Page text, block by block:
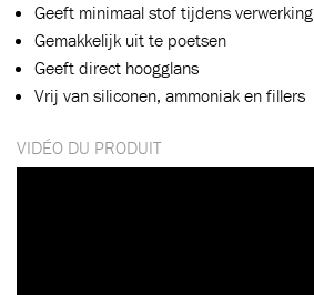
Geeft minimaal stof tijdens verwerking
Gemakkelijk uit te poetsen
Geeft direct hoogglans
Vrij van siliconen, ammoniak en fillers
VIDÉO DU PRODUIT
Ajouté au panier